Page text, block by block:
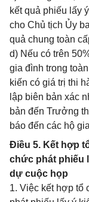
kết quả phiếu lấy
cho Chủ tịch Ủy
quả chung toàn
d) Nếu có trên
gia đình trong
kiến có giá trị thi
lập biên bản xác
bản đến Trưởng
báo đến các hộ
Điều 5. Kết hợp
chức phát phiếu
dự cuộc họp
1. Việc kết hợp tổ